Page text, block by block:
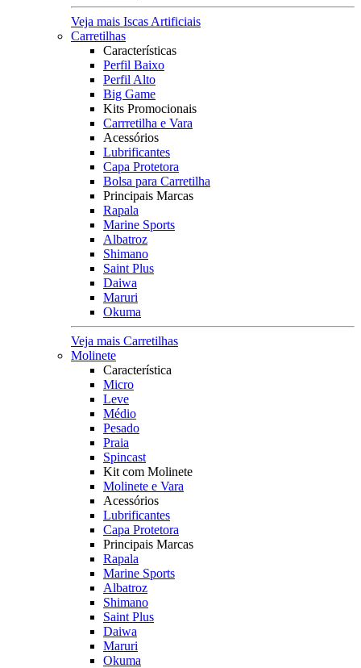
Veja mais Iscas Artificiais
Carretilhas
Características
Perfil Baixo
Perfil Alto
Big Game
Kits Promocionais
Carrretilha e Vara
Acessórios
Lubrificantes
Capa Protetora
Bolsa para Carretilha
Principais Marcas
Rapala
Marine Sports
Albatroz
Shimano
Saint Plus
Daiwa
Maruri
Okuma
Veja mais Carretilhas
Molinete
Característica
Micro
Leve
Médio
Pesado
Praia
Spincast
Kit com Molinete
Molinete e Vara
Acessórios
Lubrificantes
Capa Protetora
Principais Marcas
Rapala
Marine Sports
Albatroz
Shimano
Saint Plus
Daiwa
Maruri
Okuma